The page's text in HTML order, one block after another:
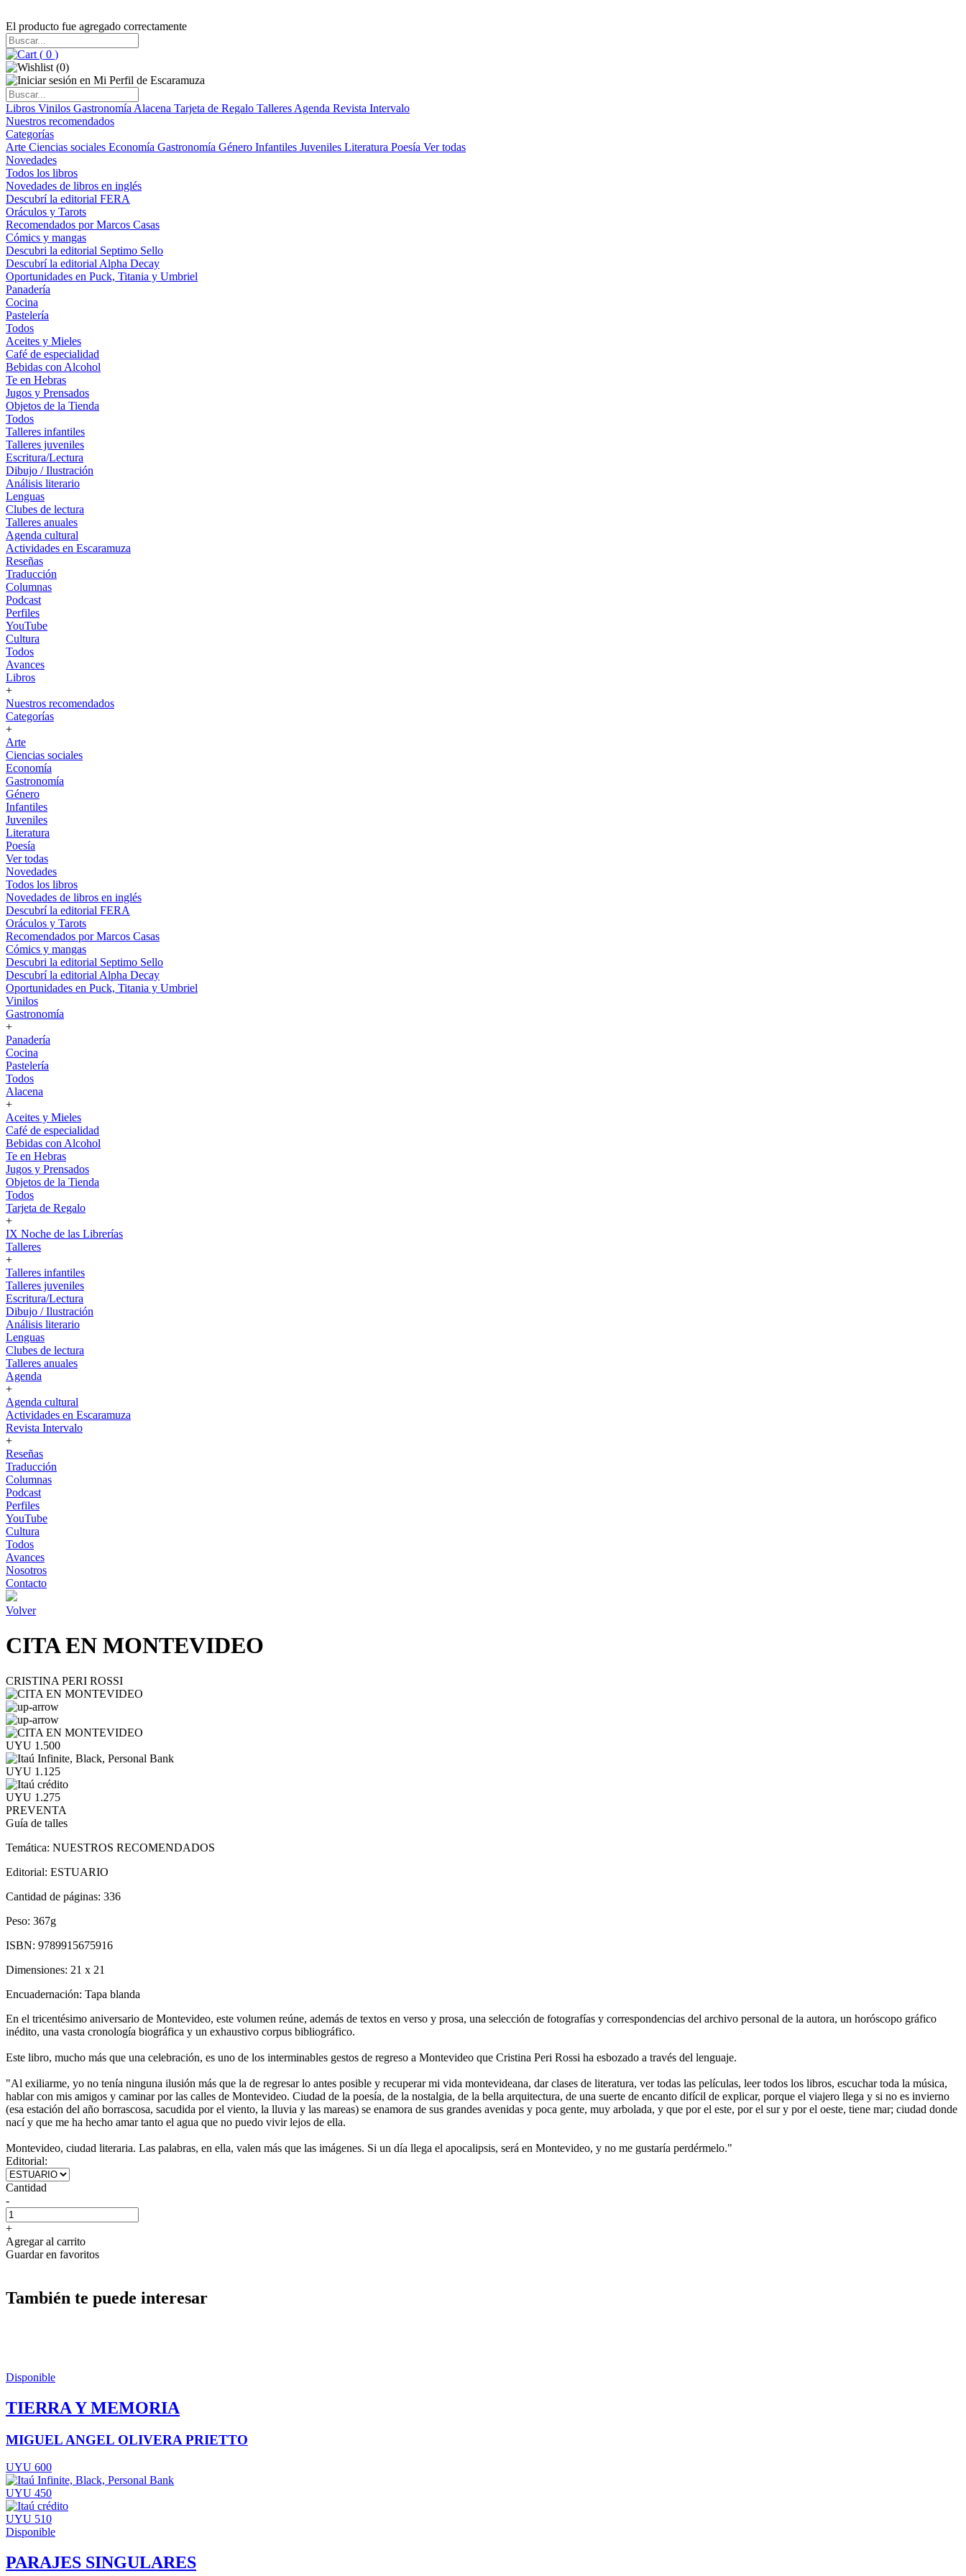
El producto fue agregado correctamente
( 0 )
(0)
Libros Vinilos Gastronomía Alacena Tarjeta de Regalo Talleres Agenda Revista Intervalo
Nuestros recomendados
Categorías
Arte Ciencias sociales Economía Gastronomía Género Infantiles Juveniles Literatura Poesía Ver todas
Novedades
Todos los libros
Novedades de libros en inglés
Descubrí la editorial FERA
Oráculos y Tarots
Recomendados por Marcos Casas
Cómics y mangas
Descubri la editorial Septimo Sello
Descubrí la editorial Alpha Decay
Oportunidades en Puck, Titania y Umbriel
Panadería
Cocina
Pastelería
Todos
Aceites y Mieles
Café de especialidad
Bebidas con Alcohol
Te en Hebras
Jugos y Prensados
Objetos de la Tienda
Todos
Talleres infantiles
Talleres juveniles
Escritura/Lectura
Dibujo / Ilustración
Análisis literario
Lenguas
Clubes de lectura
Talleres anuales
Agenda cultural
Actividades en Escaramuza
Reseñas
Traducción
Columnas
Podcast
Perfiles
YouTube
Cultura
Todos
Avances
Libros
+
Nuestros recomendados
Categorías
+
Arte
Ciencias sociales
Economía
Gastronomía
Género
Infantiles
Juveniles
Literatura
Poesía
Ver todas
Novedades
Todos los libros
Novedades de libros en inglés
Descubrí la editorial FERA
Oráculos y Tarots
Recomendados por Marcos Casas
Cómics y mangas
Descubri la editorial Septimo Sello
Descubrí la editorial Alpha Decay
Oportunidades en Puck, Titania y Umbriel
Vinilos
Gastronomía
+
Panadería
Cocina
Pastelería
Todos
Alacena
+
Aceites y Mieles
Café de especialidad
Bebidas con Alcohol
Te en Hebras
Jugos y Prensados
Objetos de la Tienda
Todos
Tarjeta de Regalo
+
IX Noche de las Librerías
Talleres
+
Talleres infantiles
Talleres juveniles
Escritura/Lectura
Dibujo / Ilustración
Análisis literario
Lenguas
Clubes de lectura
Talleres anuales
Agenda
+
Agenda cultural
Actividades en Escaramuza
Revista Intervalo
+
Reseñas
Traducción
Columnas
Podcast
Perfiles
YouTube
Cultura
Todos
Avances
Nosotros
Contacto
Volver
CITA EN MONTEVIDEO
CRISTINA PERI ROSSI
UYU 1.500
UYU 1.125
UYU 1.275
PREVENTA
Guía de talles
Temática: NUESTROS RECOMENDADOS
Editorial: ESTUARIO
Cantidad de páginas: 336
Peso: 367g
ISBN: 9789915675916
Dimensiones: 21 x 21
Encuadernación: Tapa blanda
En el tricentésimo aniversario de Montevideo, este volumen reúne, además de textos en verso y prosa, una selección de fotografías y correspondencias del archivo personal de la autora, un horóscopo gráfico
inédito, una vasta cronología biográfica y un exhaustivo corpus bibliográfico.
Este libro, mucho más que una celebración, es uno de los interminables gestos de regreso a Montevideo que Cristina Peri Rossi ha esbozado a través del lenguaje.
"Al exiliarme, yo no tenía ninguna ilusión más que la de regresar lo antes posible y recuperar mi vida montevideana, dar clases de literatura, ver todas las películas, leer todos los libros, escuchar toda la música,
hablar con mis amigos y caminar por las calles de Montevideo. Ciudad de la poesía, de la nostalgia, de la bella arquitectura, de una suerte de encanto difícil de explicar, porque el viajero llega y si no es invierno
(esa estación del año borrascosa, sacudida por el viento, la lluvia y las mareas) se enamora de sus grandes avenidas y poca gente, muy arbolada, y que por el este, por el sur y por el oeste, tiene mar; ciudad donde
nací y que me ha hecho amar tanto el agua que no puedo vivir lejos de ella.
Montevideo, ciudad literaria. Las palabras, en ella, valen más que las imágenes. Si un día llega el apocalipsis, será en Montevideo, y no me gustaría perdérmelo."
Editorial:
Cantidad
-
+
Agregar al carrito
Guardar en favoritos
También te puede interesar
Disponible
TIERRA Y MEMORIA
MIGUEL ANGEL OLIVERA PRIETTO
UYU 600
UYU 450
UYU 510
Disponible
PARAJES SINGULARES